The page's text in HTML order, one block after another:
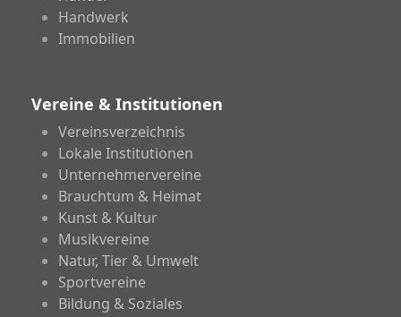
Handwerk
Immobilien
Vereine & Institutionen
Vereinsverzeichnis
Lokale Institutionen
Unternehmervereine
Brauchtum & Heimat
Kunst & Kultur
Musikvereine
Natur, Tier & Umwelt
Sportvereine
Bildung & Soziales